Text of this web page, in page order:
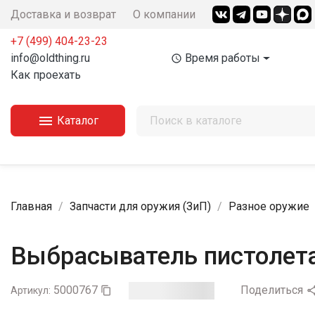
Доставка и возврат О компании
+7 (499) 404-23-23‬
info@oldthing.ru
Как проехать
access_time Время работы
 Каталог
Главная Запчасти для оружия (ЗиП) Разное оружие
Выбрасыватель
Артикул: 5000767  Поделиться